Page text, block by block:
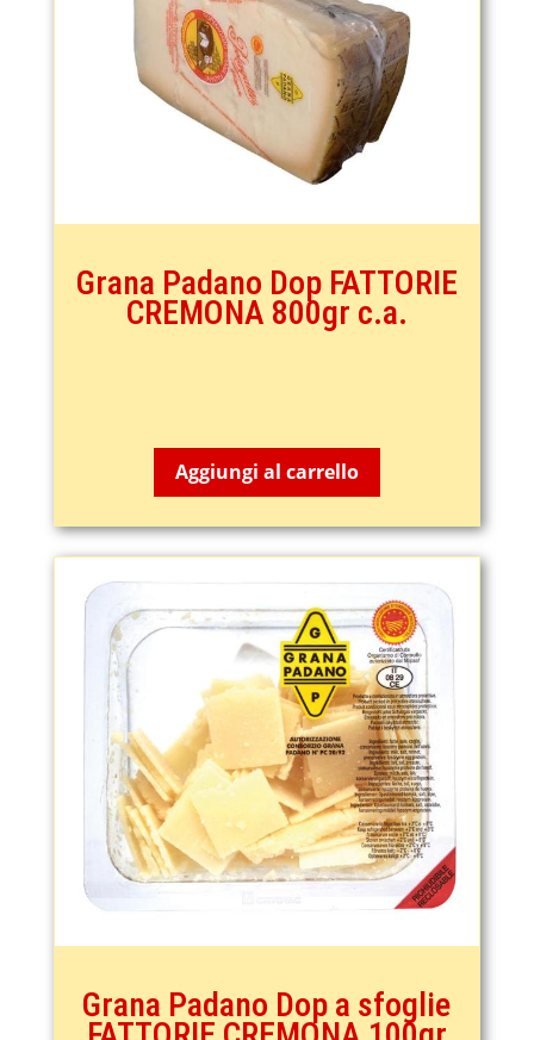
Grana Padano Dop FATTORIE
CREMONA 800gr c.a.
Aggiungi al carrello
Grana Padano Dop a sfoglie